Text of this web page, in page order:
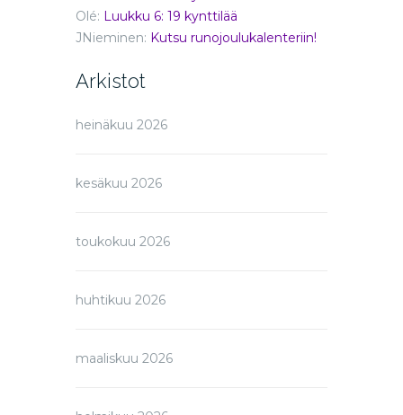
Olé: Luukku 6: 19 kynttilää
JNieminen: Kutsu runojoulukalenteriin!
Arkistot
heinäkuu 2026
kesäkuu 2026
toukokuu 2026
huhtikuu 2026
maaliskuu 2026